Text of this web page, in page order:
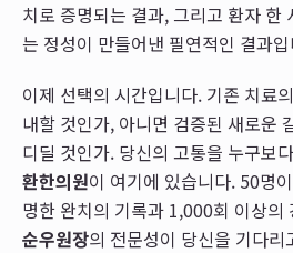
치로 증명되는 결과, 그리고 환자 한
는 정성이 만들어낸 필연적인 결과
이제 선택의 시간입니다. 기존 치료
내할 것인가, 아니면 검증된 새로운
디딜 것인가. 당신의 고통을 누구보
환한의원이 여기에 있습니다. 50명
명한 완치의 기록과 1,000회 이상의
순우원장의 전문성이 당신을 기다